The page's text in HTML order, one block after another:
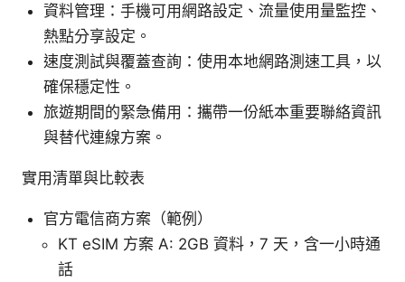
資料管理：手機可用網路設定、流量使用量監控、
熱點分享設定。
速度測試與覆蓋查詢：使用本地網路測速工具，以
確保穩定性。
旅遊期間的緊急備用：攜帶一份紙本重要聯絡資訊
與替代連線方案。
實用清單與比較表
官方電信商方案（範例）
KT eSIM 方案 A: 2GB 資料，7 天，含一小時通
話